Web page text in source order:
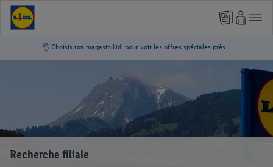
Recherche filiale